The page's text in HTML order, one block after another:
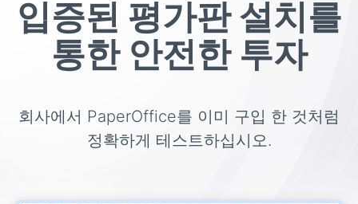
입증된 평가판 설치를
통한 안전한 투자
회사에서 PaperOffice를 이미 구입 한 것처럼
정확하게 테스트하십시오.